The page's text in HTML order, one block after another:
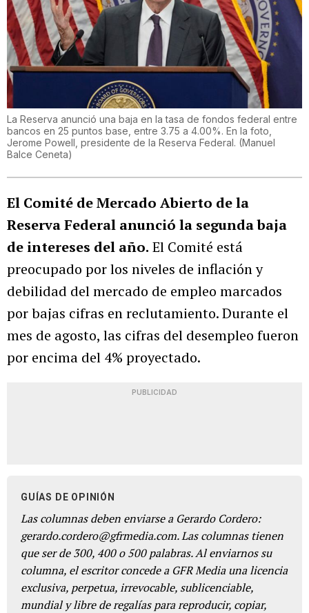
La Reserva anunció una baja en la tasa de fondos federal entre
bancos en 25 puntos base, entre 3.75 a 4.00%. En la foto,
Jerome Powell, presidente de la Reserva Federal. (Manuel
Balce Ceneta)
El Comité de Mercado Abierto de la
Reserva Federal anunció la segunda baja
de intereses del año. El Comité está
preocupado por los niveles de inflación y
debilidad del mercado de empleo marcados
por bajas cifras en reclutamiento. Durante el
mes de agosto, las cifras del desempleo fueron
por encima del 4% proyectado.
PUBLICIDAD
GUÍAS DE OPINIÓN
Las columnas deben enviarse a Gerardo Cordero:
gerardo.cordero@gfrmedia.com. Las columnas tienen
que ser de 300, 400 o 500 palabras. Al enviarnos su
columna, el escritor concede a GFR Media una licencia
exclusiva, perpetua, irrevocable, sublicenciable,
mundial y libre de regalías para reproducir, copiar,